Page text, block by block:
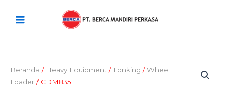
Menu
Beranda / Heavy Equipment / Lonking /Wheel
Loader / CDM835